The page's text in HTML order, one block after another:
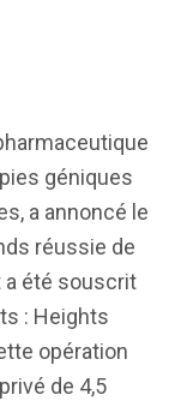
géniques
a annoncé le
réussie de
a été souscrit
: Heights
opération
de 4,5